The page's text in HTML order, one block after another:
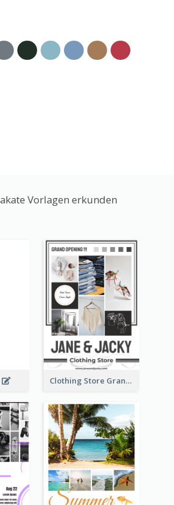
Vorlagen erkunden
Clothing Store Grand Opening Poster